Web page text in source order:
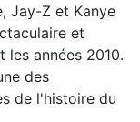
Jay-Z et Kanye
et
années 2010.
des
de l'histoire du